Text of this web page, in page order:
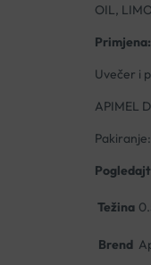
OIL,
Primjena:
Uvečer i
APIMEL
Težina
Brend